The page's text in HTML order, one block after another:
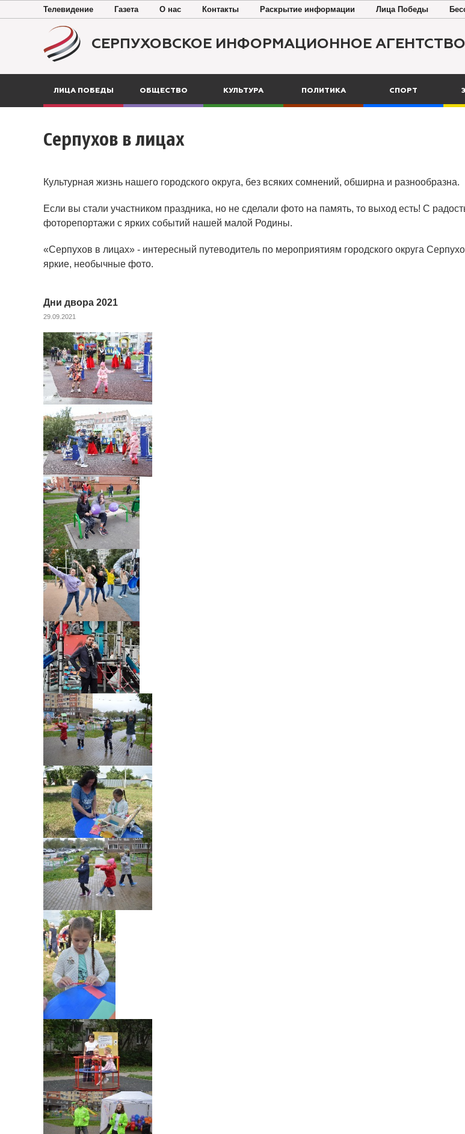
Телевидение Газета О нас Контакты Раскрытие информации Лица Победы
СЕРПУХОВСКОЕ ИНФОРМАЦИОННОЕ АГЕНТСТВО
ЛИЦА ПОБЕДЫ ОБЩЕСТВО КУЛЬТУРА ПОЛИТИКА СПОРТ
Серпухов в лицах
Культурная жизнь нашего городского округа, без всяких сомнений, обширна и разнообразна.
Если вы стали участником праздника, но не сделали фото на память, то выход есть! С
фоторепортажи с ярких событий нашей малой Родины.
«Серпухов в лицах» - интересный путеводитель по мероприятиям городского округа
яркие, необычные фото.
Дни двора 2021
29.09.2021